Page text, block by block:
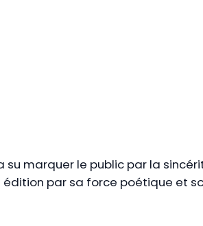
su marquer le public par la
par sa force poétique et